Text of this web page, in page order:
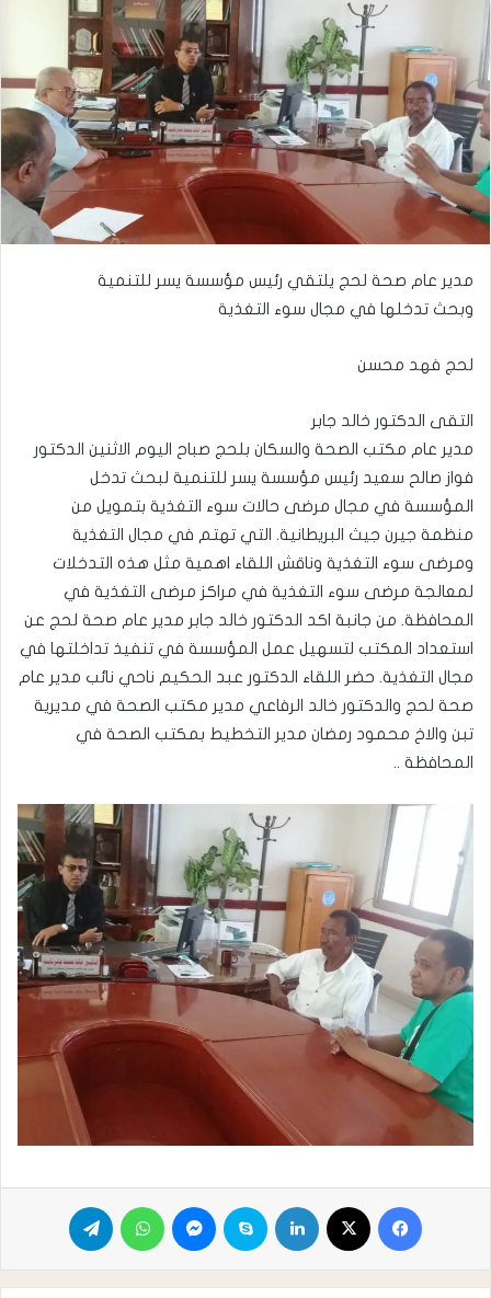
مدير عام صحة لحج يلتقي رئيس مؤسسة يسر للتنمية
وبحث تدخلها في مجال سوء التغذية
لحج فهد محسن
التقى الدكتور خالد جابر
مدير عام مكتب الصحة والسكان بلحج صباح اليوم الاثنين الدكتور
فواز صالح سعيد رئيس مؤسسة يسر للتنمية لبحث تدخل
المؤسسة في مجال مرضى حالات سوء التغذية بتمويل من
منظمة جيرن جيث البريطانية. التي تهتم في مجال التغذية
ومرضى سوء التغذية وناقش اللقاء اهمية مثل هذه التدخلات
لمعالجة مرضى سوء التغذية في مراكز مرضى التغذية في
المحافظة. من جانبة اكد الدكتور خالد جابر مدير عام صحة لحج عن
استعداد المكتب لتسهيل عمل المؤسسة في تنفيذ تداخلتها في
مجال التغذية. حضر اللقاء الدكتور عبد الحكيم ناحي نائب مدير عام
صحة لحج والدكتور خالد الرفاعي مدير مكتب الصحة في مديرية
تبن والاخ محمود رمضان مدير التخطيط بمكتب الصحة في
المحافظة ..